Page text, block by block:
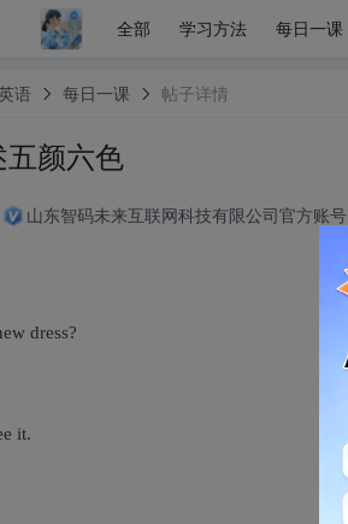
全部 学习方法 每日一课
语 每日一课 帖子详情
五颜六色
山东智码未来互联网科技有限公司官方账号
dress?
it.